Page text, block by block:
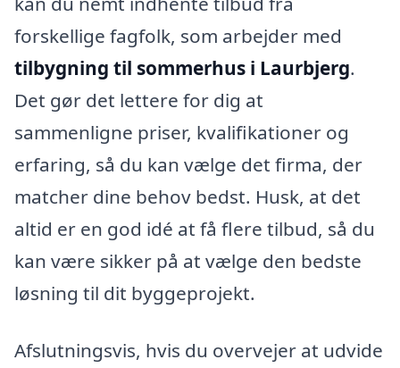
forskellige fagfolk, som arbejder med
tilbygning til sommerhus i Laurbjerg.
Det gør det lettere for dig at
sammenligne priser, kvalifikationer og
erfaring, så du kan vælge det firma, der
matcher dine behov bedst. Husk, at det
altid er en god idé at få flere tilbud, så du
kan være sikker på at vælge den bedste
løsning til dit byggeprojekt.
Afslutningsvis, hvis du overvejer at udvide